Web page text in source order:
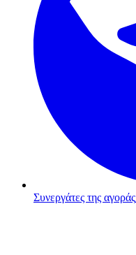
Συνεργάτες της αγοράς